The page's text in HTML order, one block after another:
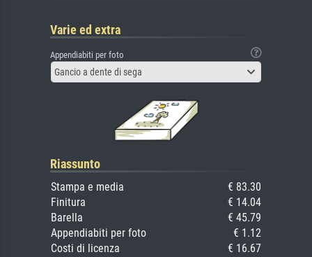
Varie ed extra
Appendiabiti per foto
Gancio a dente di sega
Riassunto
Stampa e media
€ 83.30
Finitura
€ 14.04
Barella
€ 45.79
Appendiabiti per foto
€ 1.12
Costi di licenza
€ 16.67